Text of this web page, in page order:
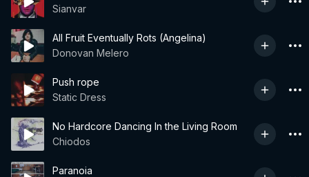
Sianvar
All Fruit Eventually Rots (Angelina)
Donovan Melero
Push rope
Static Dress
No Hardcore Dancing In the Living Room
Chiodos
Paranoia